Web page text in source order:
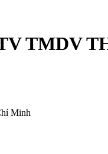
TMDV
Minh